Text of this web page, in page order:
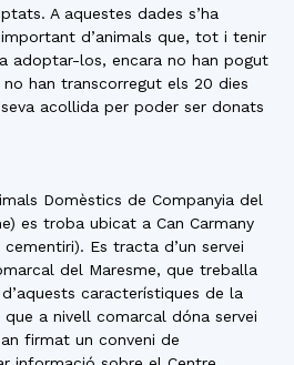
A aquestes dades s’ha
d’animals que, tot i tenir
adoptar-los, encara no han pogut
han transcorregut els 20 dies
acollida per poder ser donats
Domèstics de Companyia del
es troba ubicat a Can Carmany
cementiri). Es tracta d’un servei
del Maresme, que treballa
característiques de la
a nivell comarcal dóna servei
firmat un conveni de